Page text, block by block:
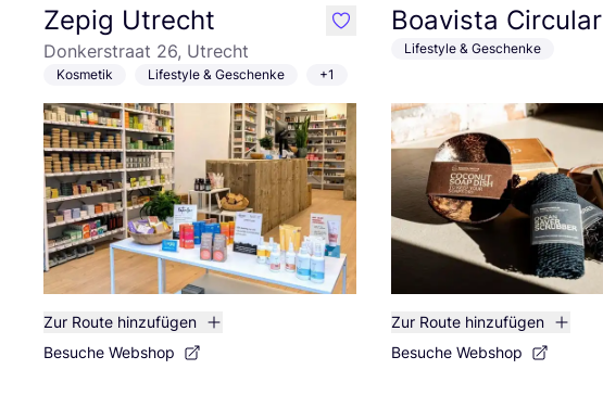
Zepig Utrecht
Donkerstraat 26, Utrecht
Kosmetik Lifestyle & Geschenke +1
Zur Route hinzufügen
Besuche Webshop
like Boavista Circular
Lifestyle & Geschenke
Zur Route hinzufügen
Besuche Webshop